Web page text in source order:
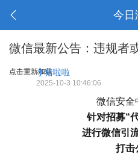
今日
微信最新公告：违规者
点击重新加载小猪啦啦
2025-10-3 10:46:06
微信安全
针对招募“
进行微信引
打击